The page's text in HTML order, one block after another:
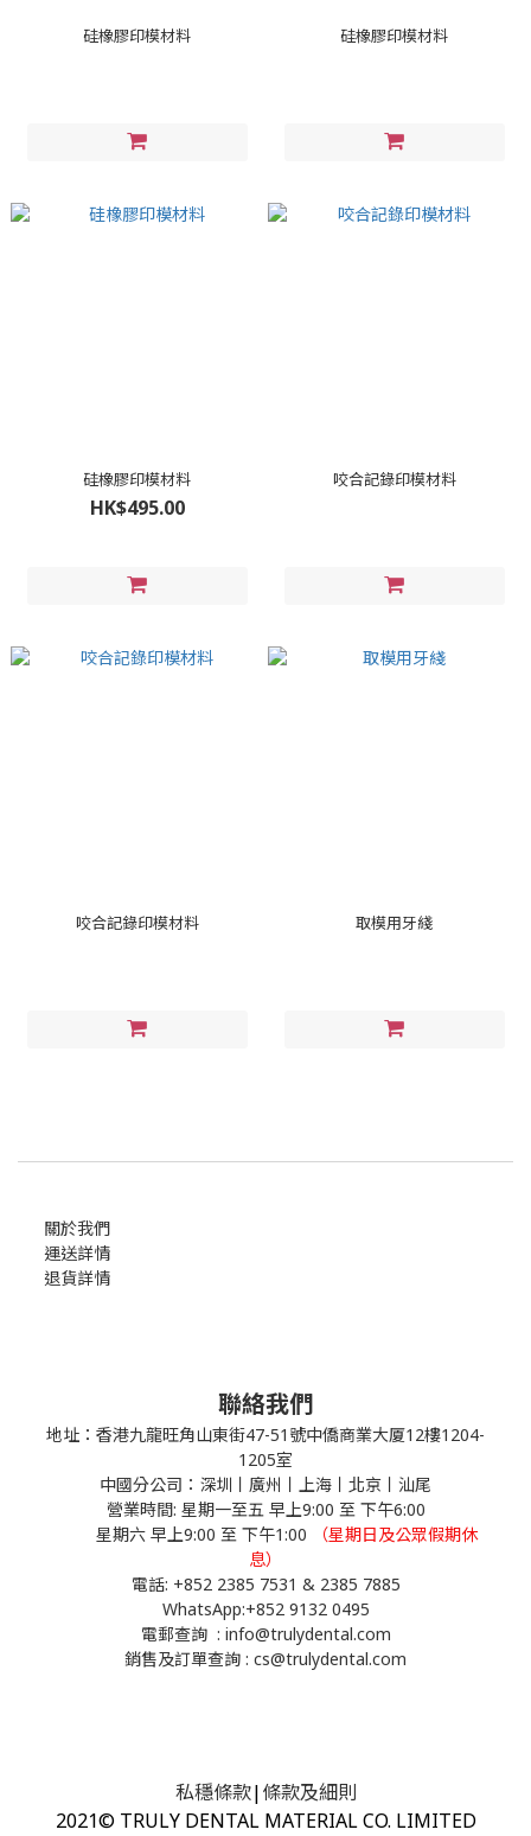
硅橡膠印模材料 硅橡膠印模材料
硅橡膠印模材料
HK$495.00
咬合記錄印模材料
咬合記錄印模材料 取模用牙綫
關於我們
運送詳情
退貨詳情
聯絡我們
地址：香港九龍旺角山東街47-51號中僑商業大厦12樓1204-
1205室
中國分公司：深圳丨廣州丨上海丨北京丨汕尾
營業時間: 星期一至五 早上9:00 至 下午6:00
星期六 早上9:00 至 下午1:00
（星期日及公眾假期休
息）
電話: +852 2385 7531 & 2385 7885
WhatsApp:+852 9132 0495
電郵查詢 : info@trulydental.com
銷售及訂單查詢 : cs@trulydental.com
私穩條款|條款及細則
2021© TRULY DENTAL MATERIAL CO. LIMITED